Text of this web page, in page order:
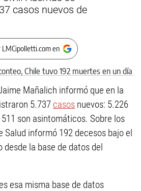
casos nuevos de
LMCipolletti.com en
Mañalich informó que en la
5.737 casos nuevos: 5.226
son asintomáticos. Sobre los
informó 192 decesos bajo el
la base de datos del
esa misma base de datos